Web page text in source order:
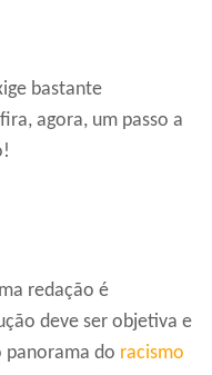
bastante
agora, um passo a
redação é
deve ser objetiva e
do racismo